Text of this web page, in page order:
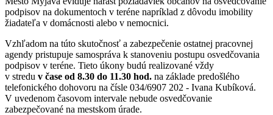
podpisov na dokumentoch v teréne napríklad z dôvodu imobility
žiadateľa v domácnosti alebo v nemocnici.
Vzhľadom na túto skutočnosť a zabezpečenie ostatnej pracovnej
agendy pristupuje samospráva k stanoveniu postupu osvedčovania
podpisov v teréne. Tieto úkony budú realizované vždy
v stredu v čase od 8.30 do 11.30 hod. na základe predošlého
telefonického dohovoru na čísle 034/6907 202 - Ivana Kubíková.
V uvedenom časovom intervale nebude osvedčovanie
zabezpečované na mestskom úrade.